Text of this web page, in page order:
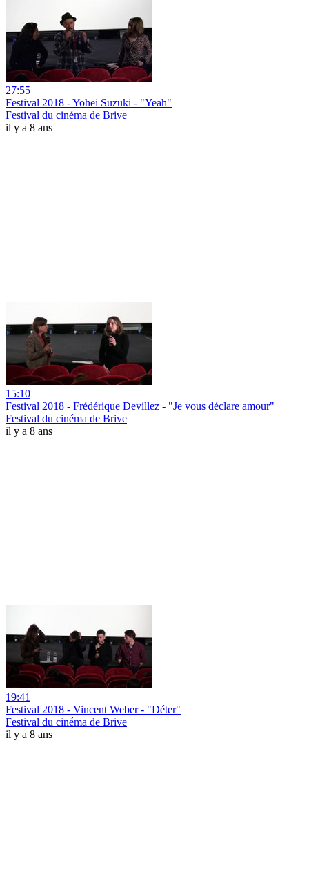
27:55
Festival 2018 - Yohei Suzuki - "Yeah"
Festival du cinéma de Brive
il y a 8 ans
15:10
Festival 2018 - Frédérique Devillez - "Je vous déclare amour"
Festival du cinéma de Brive
il y a 8 ans
19:41
Festival 2018 - Vincent Weber - "Déter"
Festival du cinéma de Brive
il y a 8 ans